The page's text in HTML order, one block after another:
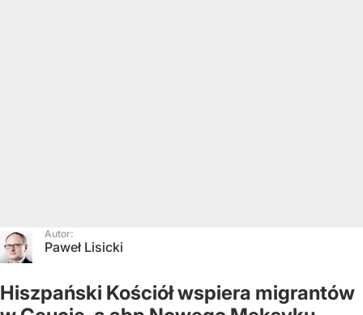
Autor:
Paweł Lisicki
Hiszpański Kościół wspiera migrantów